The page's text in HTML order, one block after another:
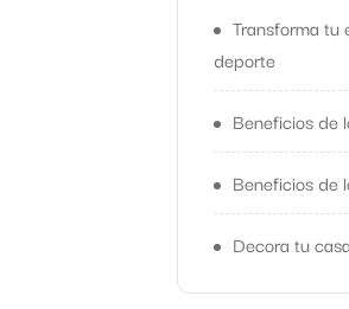
Transforma tu
deporte
Beneficios de
Beneficios de
Decora tu